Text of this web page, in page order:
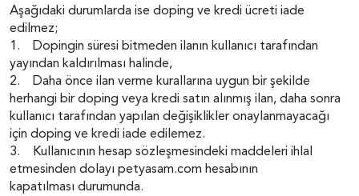
Aşağıdaki durumlarda ise doping ve kredi ücreti iade
edilmez;
1. Dopingin süresi bitmeden ilanın kullanıcı tarafından
yayından kaldırılması halinde,
2. Daha önce ilan verme kurallarına uygun bir şekilde
herhangi bir doping veya kredi satın alınmış ilan, daha sonra
kullanıcı tarafından yapılan değişiklikler onaylanmayacağı
için doping ve kredi iade edilemez.
3. Kullanıcının hesap sözleşmesindeki maddeleri ihlal
etmesinden dolayı petyasam.com hesabının
kapatılması durumunda.